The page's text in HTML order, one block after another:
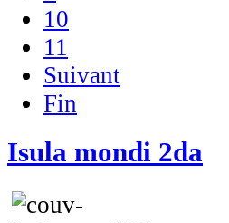
10
11
Suivant
Fin
Isula mondi 2da